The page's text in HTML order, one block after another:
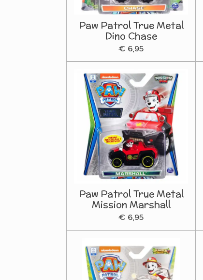
Paw Patrol True Metal
Dino Chase
€ 6,95
Paw Patrol True Metal
Mission Marshall
€ 6,95